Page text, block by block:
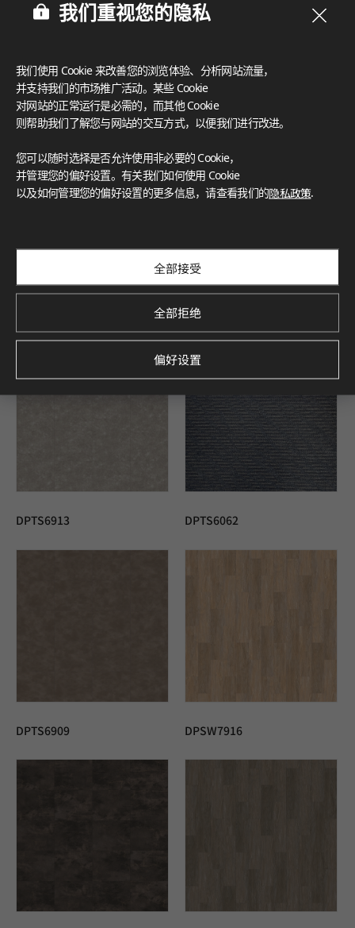
DPSW1204 DPTS6912
DPSW7910
DPTS6913 DPTS6062
DPTS6909 DPSW7916
我们重视您的隐私
我们使用 Cookie 来改善您的浏览体验、分析网站流量，
并支持我们的市场推广活动。某些 Cookie
对网站的正常运行是必需的，而其他 Cookie
则帮助我们了解您与网站的交互方式，以便我们进行改进。
您可以随时选择是否允许使用非必要的 Cookie，
并管理您的偏好设置。有关我们如何使用 Cookie
以及如何管理您的偏好设置的更多信息，请查看我们的隐私政策.
全部接受
全部拒绝
偏好设置